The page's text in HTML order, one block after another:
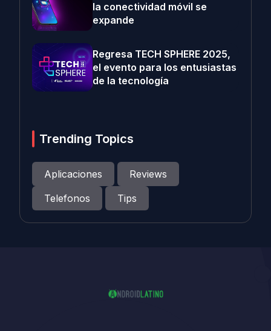
la conectividad móvil se
expande
Regresa TECH SPHERE 2025,
el evento para los entusiastas
de la tecnología
Trending Topics
Aplicaciones
Reviews
Telefonos
Tips